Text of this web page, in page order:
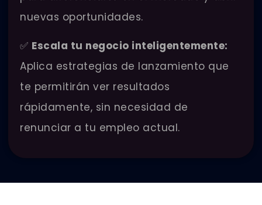
nuevas oportunidades.
✅ Escala tu negocio inteligentemente:
Aplica estrategias de lanzamiento que
te permitirán ver resultados
rápidamente, sin necesidad de
renunciar a tu empleo actual.